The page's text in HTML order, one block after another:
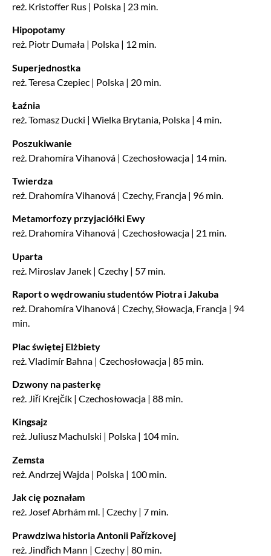
reż. Kristoffer Rus | Polska | 23 min.
Hipopotamy
reż. Piotr Dumała | Polska | 12 min.
Superjednostka
reż. Teresa Czepiec | Polska | 20 min.
Łaźnia
reż. Tomasz Ducki | Wielka Brytania, Polska | 4 min.
Poszukiwanie
reż. Drahomíra Vihanová | Czechosłowacja | 14 min.
Twierdza
reż. Drahomíra Vihanová | Czechy, Francja | 96 min.
Metamorfozy przyjaciółki Ewy
reż. Drahomíra Vihanová | Czechosłowacja | 21 min.
Uparta
reż. Miroslav Janek | Czechy | 57 min.
Raport o wędrowaniu studentów Piotra i Jakuba
reż. Drahomíra Vihanová | Czechy, Słowacja, Francja | 94
min.
Plac świętej Elżbiety
reż. Vladimír Bahna | Czechosłowacja | 85 min.
Dzwony na pasterkę
reż. Jiří Krejčík | Czechosłowacja | 88 min.
Kingsajz
reż. Juliusz Machulski | Polska | 104 min.
Zemsta
reż. Andrzej Wajda | Polska | 100 min.
Jak cię poznałam
reż. Josef Abrhám ml. | Czechy | 7 min.
Prawdziwa historia Antonii Pařízkovej
reż. Jindřich Mann | Czechy | 80 min.